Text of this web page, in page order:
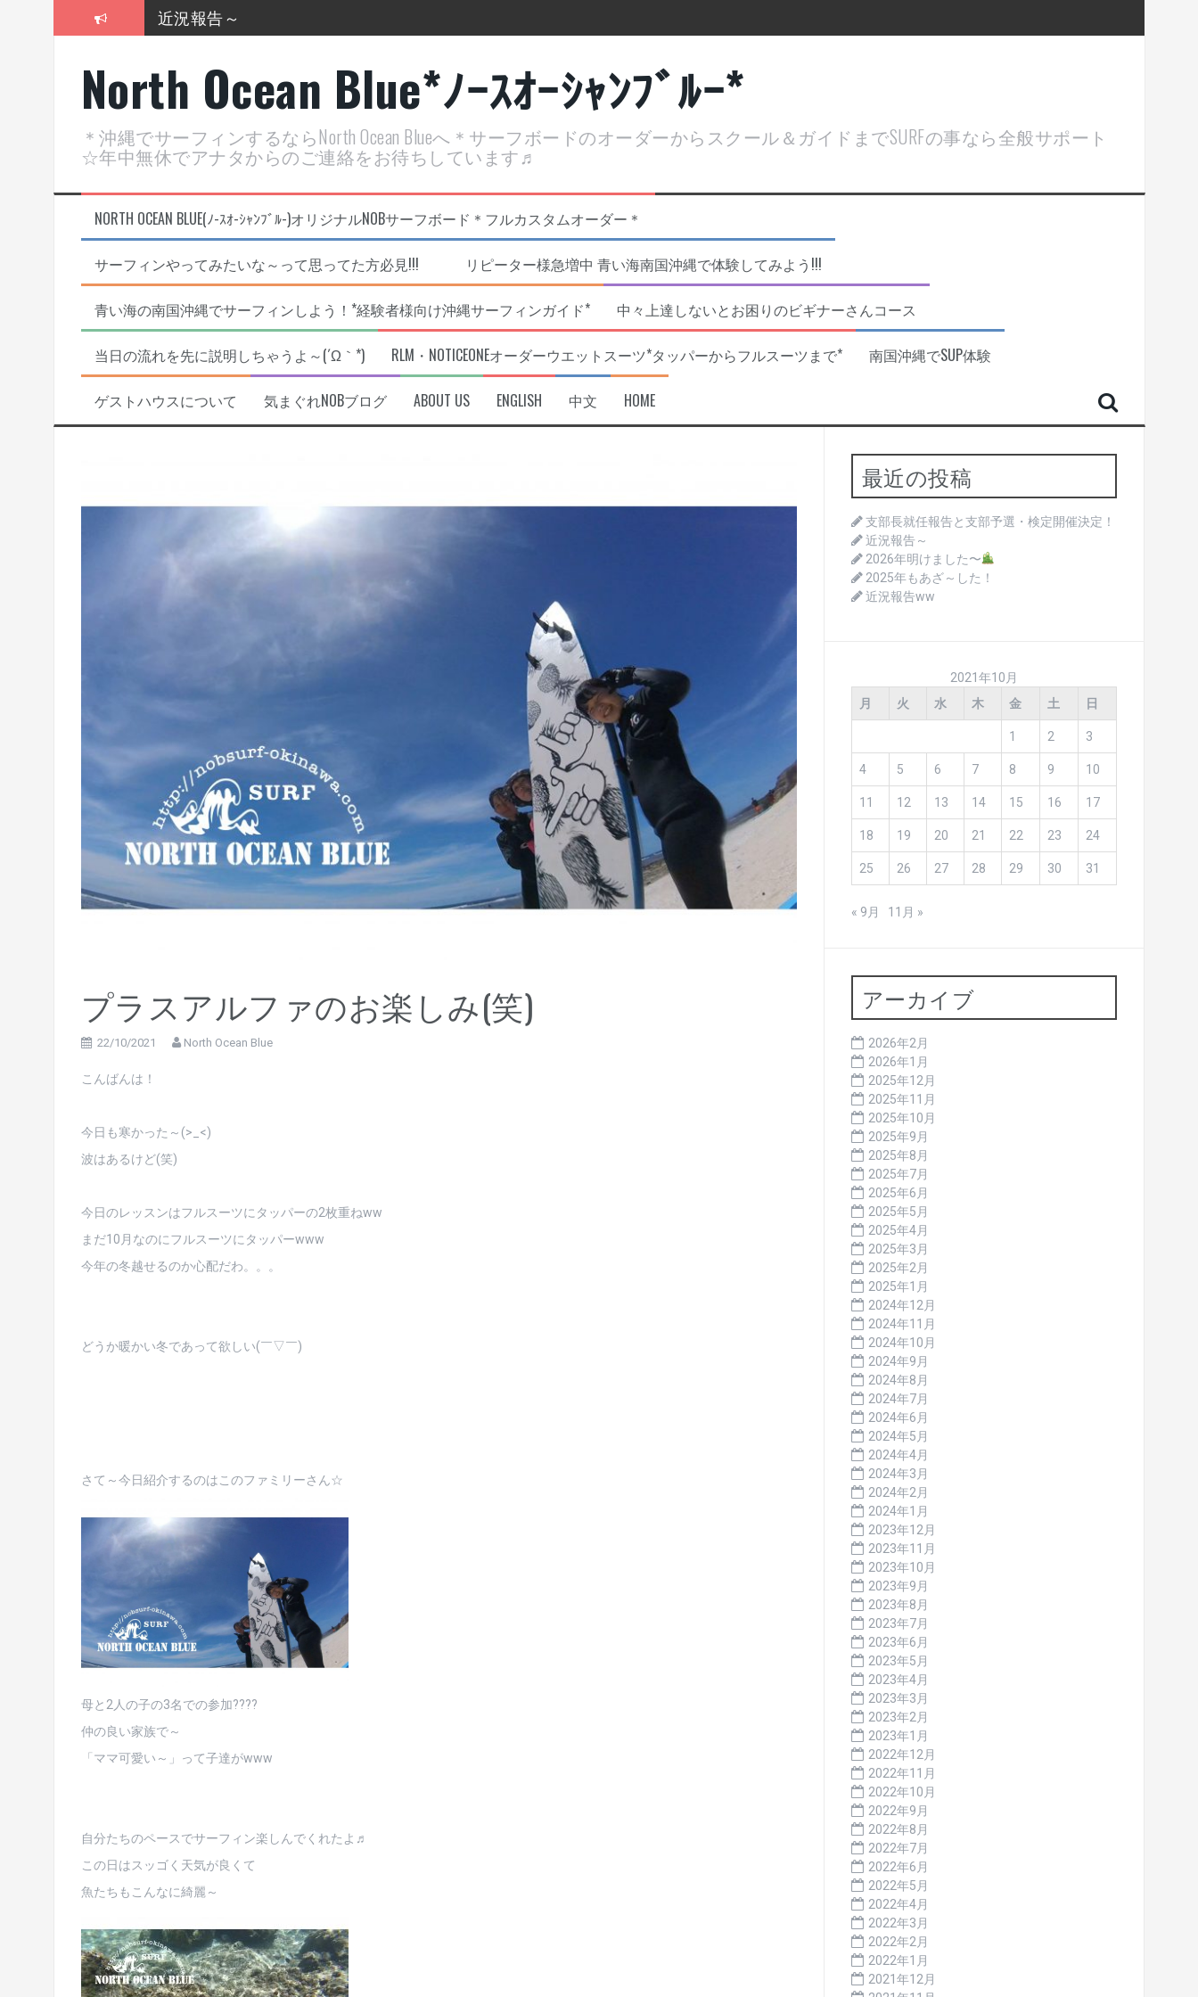
近況報告～
2025年もあざ～した！
ヤッチマッターーーー！！！
支部長就任報告と支部予選・検定開催決定！
North Ocean Blue*ﾉｰｽｵｰｼｬﾝﾌﾞﾙｰ*
＊沖縄でサーフィンするならNorth Ocean Blueへ＊サーフボードのオーダーからスクール＆ガイドまでSURFの事なら全般サポート
☆年中無休でアナタからのご連絡をお待ちしています♬
NORTH OCEAN BLUE(ﾉ-ｽｵ-ｼｬﾝﾌﾞﾙ-)オリジナルNOBサーフボード＊フルカスタムオーダー＊
サーフィンやってみたいな～って思ってた方必見!!! リピーター様急増中 青い海南国沖縄で体験してみよう!!!
青い海の南国沖縄でサーフィンしよう！*経験者様向け沖縄サーフィンガイド* 中々上達しないとお困りのビギナーさんコース
当日の流れを先に説明しちゃうよ～(´Ω｀*) RLM・NOTICEONEオーダーウエットスーツ*タッパーからフルスーツまで* 南国沖縄でSUP体験
ゲストハウスについて 気まぐれNOBブログ ABOUT US ENGLISH 中文 HOME
プラスアルファのお楽しみ(笑)
22/10/2021 North Ocean Blue
こんばんは！
今日も寒かった～(>_<)
波はあるけど(笑)
今日のレッスンはフルスーツにタッパーの2枚重ねww
まだ10月なのにフルスーツにタッパーwww
今年の冬越せるのか心配だわ。。。
どうか暖かい冬であって欲しい(￣▽￣)
さて～今日紹介するのはこのファミリーさん☆
母と2人の子の3名での参加????
仲の良い家族で～
「ママ可愛い～」って子達がwww
自分たちのペースでサーフィン楽しんでくれたよ♬
この日はスッゴく天気が良くて
魚たちもこんなに綺麗～
最近の投稿
支部長就任報告と支部予選・検定開催決定！
近況報告～
2026年明けました〜
2025年もあざ～した！
近況報告ww
2021年10月
月
火 水 木 金 土 日
1 2 3
4 5 6 7 8 9 10
11 12 13 14 15 16 17
18 19 20 21 22 23 24
25 26 27 28 29 30 31
« 9月 11月 »
アーカイブ
2026年2月
2026年1月
2025年12月
2025年11月
2025年10月
2025年9月
2025年8月
2025年7月
2025年6月
2025年5月
2025年4月
2025年3月
2025年2月
2025年1月
2024年12月
2024年11月
2024年10月
2024年9月
2024年8月
2024年7月
2024年6月
2024年5月
2024年4月
2024年3月
2024年2月
2024年1月
2023年12月
2023年11月
2023年10月
2023年9月
2023年8月
2023年7月
2023年6月
2023年5月
2023年4月
2023年3月
2023年2月
2023年1月
2022年12月
2022年11月
2022年10月
2022年9月
2022年8月
2022年7月
2022年6月
2022年5月
2022年4月
2022年3月
2022年2月
2022年1月
2021年12月